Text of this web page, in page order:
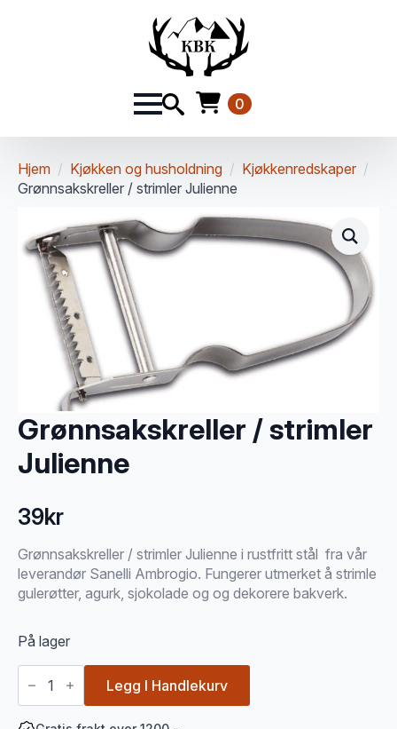
0
Hjem Kjøkken og husholdning
Kjøkkenredskaper
Grønnsakskreller / strimler Julienne
Grønnsakskreller / strimler
Julienne
39kr
Grønnsakskreller / strimler Julienne i rustfritt stål fra vår
leverandør Sanelli Ambrogio. Fungerer utmerket å strimle
gulerøtter, agurk, sjokolade og og dekorere bakverk.
På lager
Grønnsakskreller
Legg I Handlekurv